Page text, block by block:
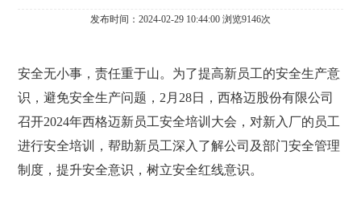
发布时间：2024-02-29 10:44:00 浏览9146次
安全无小事，责任重于山。为了提高新员工的安全生产意
识，避免安全生产问题，2月28日，西格迈股份有限公司
召开2024年西格迈新员工安全培训大会，对新入厂的员工
进行安全培训，帮助新员工深入了解公司及部门安全管理
制度，提升安全意识，树立安全红线意识。